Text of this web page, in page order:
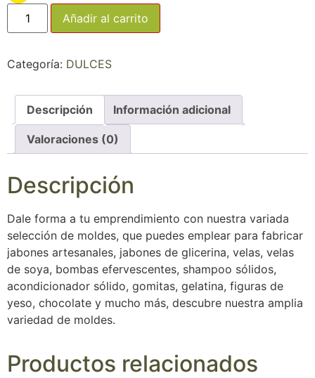
Añadir al carrito
Categoría: DULCES
Descripción Información adicional
Valoraciones (0)
Descripción
Dale forma a tu emprendimiento con nuestra variada
selección de moldes, que puedes emplear para fabricar
jabones artesanales, jabones de glicerina, velas, velas
de soya, bombas efervescentes, shampoo sólidos,
acondicionador sólido, gomitas, gelatina, figuras de
yeso, chocolate y mucho más, descubre nuestra amplia
variedad de moldes.
Productos relacionados